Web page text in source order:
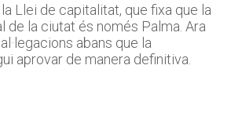
Llei de capitalitat, que fixa que la
de la ciutat és només Palma. Ara
abans que la
aprovar de manera definitiva.